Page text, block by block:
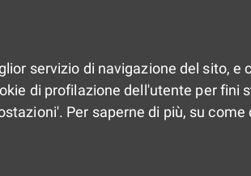
Romagna
e dal percorso
2mila under 35. Dal
digitale delle competenze
e in altri settori, dalla
servizio di navigazione del sito, e
di profilazione dell'utente per fini
Per saperne di più, su come